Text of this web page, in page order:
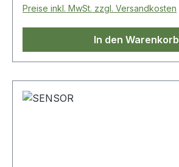
Preise inkl. MwSt. zzgl. Versandkosten
In den Warenkorb